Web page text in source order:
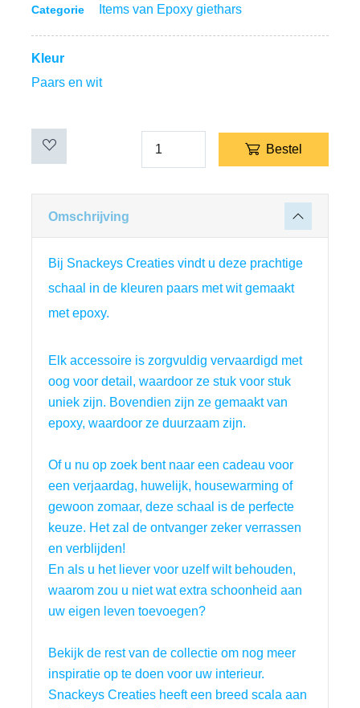
Categorie
Items van Epoxy giethars
Kleur
Paars en wit
Bestel
Omschrijving
Bij Snackeys Creaties vindt u deze prachtige
schaal in de kleuren paars met wit gemaakt
met epoxy.
Elk accessoire is zorgvuldig vervaardigd met
oog voor detail, waardoor ze stuk voor stuk
uniek zijn. Bovendien zijn ze gemaakt van
epoxy, waardoor ze duurzaam zijn.
Of u nu op zoek bent naar een cadeau voor
een verjaardag, huwelijk, housewarming of
gewoon zomaar, deze schaal is de perfecte
keuze. Het zal de ontvanger zeker verrassen
en verblijden!
En als u het liever voor uzelf wilt behouden,
waarom zou u niet wat extra schoonheid aan
uw eigen leven toevoegen?
Bekijk de rest van de collectie om nog meer
inspiratie op te doen voor uw interieur.
Snackeys Creaties heeft een breed scala aan